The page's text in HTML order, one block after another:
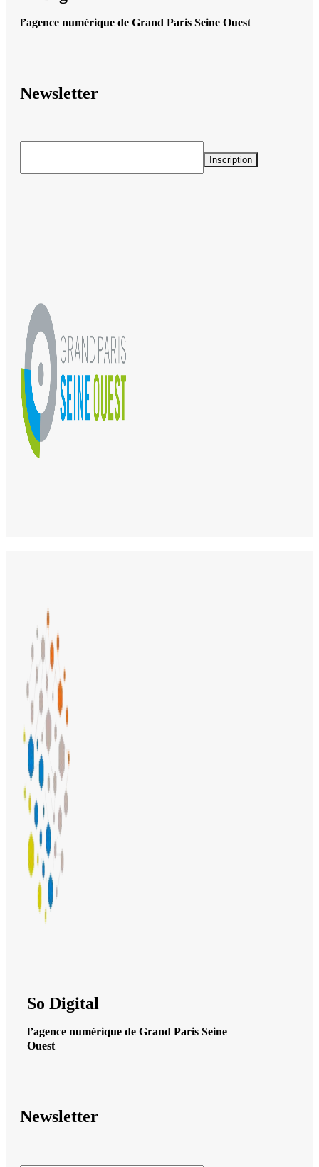
l’agence numérique de Grand Paris Seine Ouest
Newsletter
So Digital
l’agence numérique de Grand Paris Seine
Ouest
Newsletter